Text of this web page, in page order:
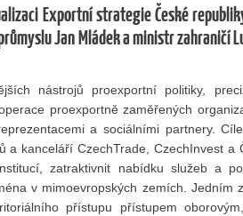
Exportní strategie České
Jan Mládek a ministr zahraničí
nástrojů proexportní politiky,
proexportně zaměřených
a sociálními partnery.
a kanceláří CzechTrade, CzechInvest a
zatraktivnit nabídku služeb a
v mimoevropských zemích. Jedním
přístupu přístupem